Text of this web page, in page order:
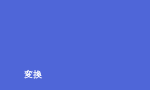
変換